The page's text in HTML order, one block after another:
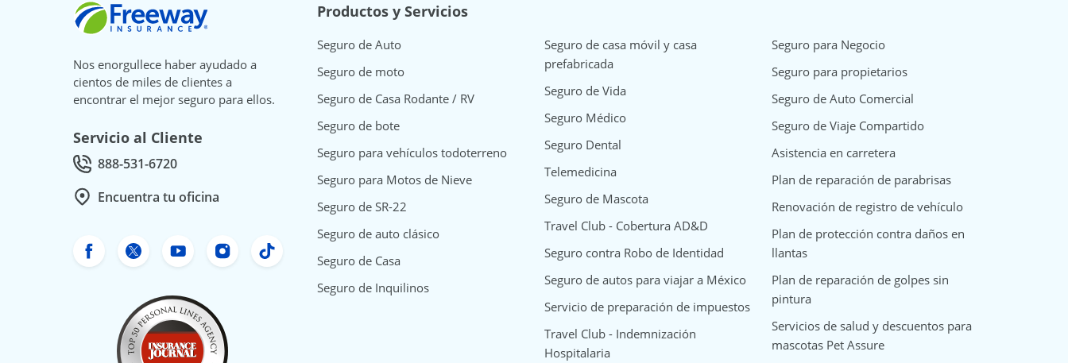
Freeway Insurance
Nos enorgullece haber ayudado a
cientos de miles de clientes a
encontrar el mejor seguro para ellos.
Servicio al Cliente
Call Customer service at
888-531-6720
Encuentra tu oficina
Facebook de Freeway Insurance
Twitter de Freeway Insurance
YouTube de Freeway Insurance
Instagram Freeway Insurance
TikTok Freeway Insurance
Productos y Servicios
Seguro de Auto
Seguro de moto
Seguro de Casa Rodante / RV
Seguro de bote
Seguro para vehículos todoterreno
Seguro para Motos de Nieve
Seguro de SR-22
Seguro de auto clásico
Seguro de Casa
Seguro de Inquilinos
Seguro de casa móvil y casa
prefabricada
Seguro de Vida
Seguro Médico
Seguro Dental
Telemedicina
Seguro de Mascota
Travel Club - Cobertura AD&D
Seguro contra Robo de Identidad
Seguro de autos para viajar a México
Servicio de preparación de impuestos
Travel Club - Indemnización
Hospitalaria
Seguro para Negocio
Seguro para propietarios
Seguro de Auto Comercial
Seguro de Viaje Compartido
Asistencia en carretera
Plan de reparación de parabrisas
Renovación de registro de vehículo
Plan de protección contra daños en
llantas
Plan de reparación de golpes sin
pintura
Servicios de salud y descuentos para
mascotas Pet Assure